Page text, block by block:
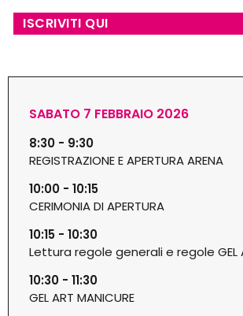
ISCRIVITI QUI
SABATO 7 FEBBRAIO 2026
8:30 - 9:30
REGISTRAZIONE E APERTURA ARENA
10:00 - 10:15
CERIMONIA DI APERTURA
10:15 - 10:30
Lettura regole generali e regole GEL
10:30 - 11:30
GEL ART MANICURE